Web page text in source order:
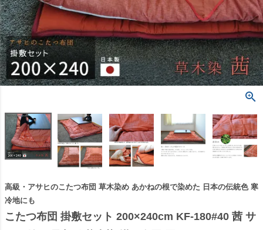
高級・アサヒのこたつ布団 草木染め あかねの根で染めた 日本の伝統色 寒
冷地にも
こたつ布団 掛敷セット 200×240cm KF-180#40 茜 サ